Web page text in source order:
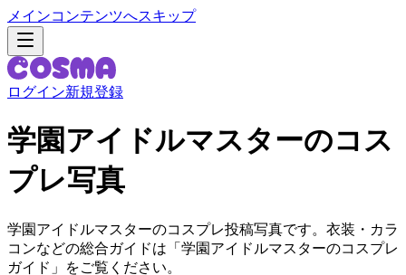
メインコンテンツへスキップ
ログイン新規登録
学園アイドルマスターのコス
プレ写真
学園アイドルマスターのコスプレ投稿写真です。衣装・カラ
コンなどの総合ガイドは「学園アイドルマスターのコスプレ
ガイド」をご覧ください。